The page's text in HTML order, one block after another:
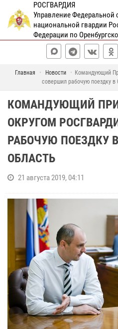
РОСГВАРДИЯ
Управление Федеральной
национальной гвардии
Федерации по
Главная Новости
Командующий
совершил рабочую поездку в
КОМАНДУЮЩИЙ
ОКРУГОМ
РАБОЧУЮ ПОЕЗДКУ
ОБЛАСТЬ
21 августа 2019, 04:11